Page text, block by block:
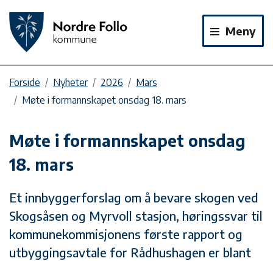
Meny
Forside Nyheter 2026
Mars
Møte i formannskapet onsdag 18. mars
Møte i formannskapet onsdag
18. mars
Et innbyggerforslag om å bevare skogen ved
Skogsåsen og Myrvoll stasjon, høringssvar til
kommunekommisjonens første rapport og
utbyggingsavtale for Rådhushagen er blant